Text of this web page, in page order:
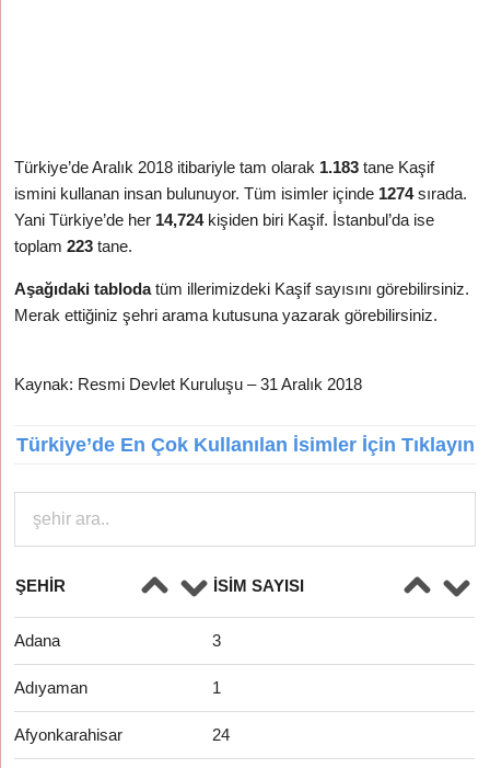
Türkiye’de Aralık 2018 itibariyle tam olarak 1.183 tane Kaşif
ismini kullanan insan bulunuyor. Tüm isimler içinde 1274sırada.
Yani Türkiye’de her 14,724kişiden biri Kaşif. İstanbul’da ise
toplam223 tane.
Aşağıdaki tablodatüm illerimizdeki Kaşif sayısını görebilirsiniz.
Merak ettiğiniz şehri arama kutusuna yazarak görebilirsiniz.
Kaynak: Resmi Devlet Kuruluşu – 31 Aralık 2018
Türkiye’de En Çok Kullanılan İsimler İçin Tıklayın
ŞEHIR İSIM SAYISI
Adana 3
Adıyaman 1
Afyonkarahisar 24